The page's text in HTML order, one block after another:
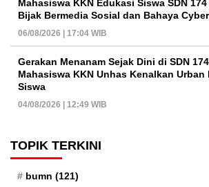
Mahasiswa KKN Edukasi Siswa SDN
Bijak Bermedia Sosial dan Bahaya
06/08/2026 | 17:04 WIB
Gerakan Menanam Sejak Dini di SDN
Mahasiswa KKN Unhas Kenalkan Urban
Siswa
04/08/2026 | 12:49 WIB
TOPIK TERKINI
bumn (121)